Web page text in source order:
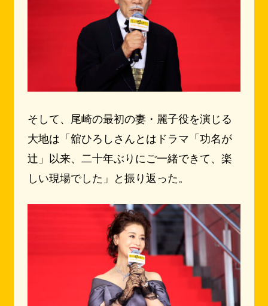
そして、尾崎の最初の妻・麗子役を演じる
大地は「舘ひろしさんとはドラマ「功名が
辻」以来、二十年ぶりにご一緒できて、楽
しい現場でした」と振り返った。